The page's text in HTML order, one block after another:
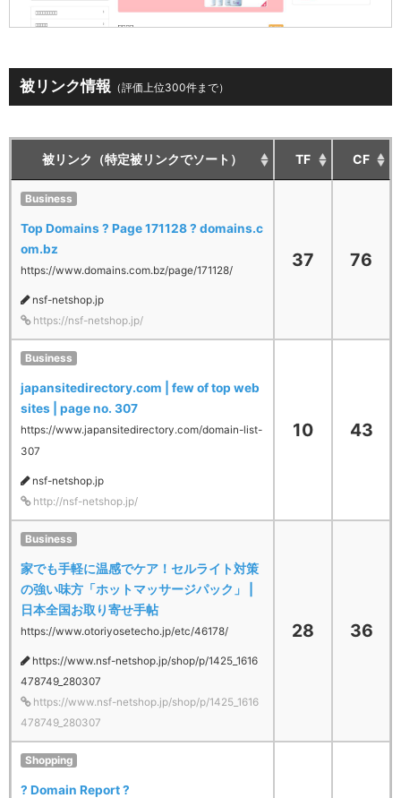
被リンク情報 （評価上位300件まで）
被リンク（特定被リンクでソート） TF CF
Business
Top Domains ? Page 171128 ? domains.c
om.bz
https://www.domains.com.bz/page/171128/
nsf-netshop.jp
https://nsf-netshop.jp/
37 76
Business
japansitedirectory.com | few of top web
sites | page no. 307
https://www.japansitedirectory.com/domain-list-
307
nsf-netshop.jp
http://nsf-netshop.jp/
10 43
Business
家でも手軽に温感でケア！セルライト対策
の強い味方「ホットマッサージパック」 |
日本全国お取り寄せ手帖
https://www.otoriyosetecho.jp/etc/46178/
https://www.nsf-netshop.jp/shop/p/1425_1616
478749_280307
https://www.nsf-netshop.jp/shop/p/1425_1616
478749_280307
28 36
Shopping
? Domain Report ?